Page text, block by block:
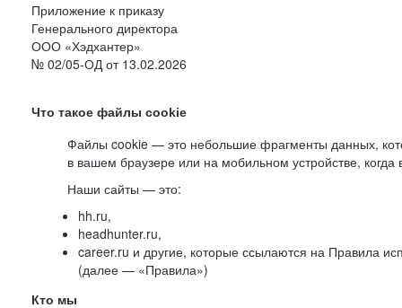
Приложение к приказу
Генерального директора
ООО «Хэдхантер»
№ 02/05-ОД от 13.02.2026
Что такое файлы cookie
Файлы cookie — это небольшие фрагменты данных,
в вашем браузере или на мобильном устройстве,
Наши сайты — это:
hh.ru,
headhunter.ru,
career.ru и другие, которые ссылаются на Правила
(далее — «Правила»)
Кто мы